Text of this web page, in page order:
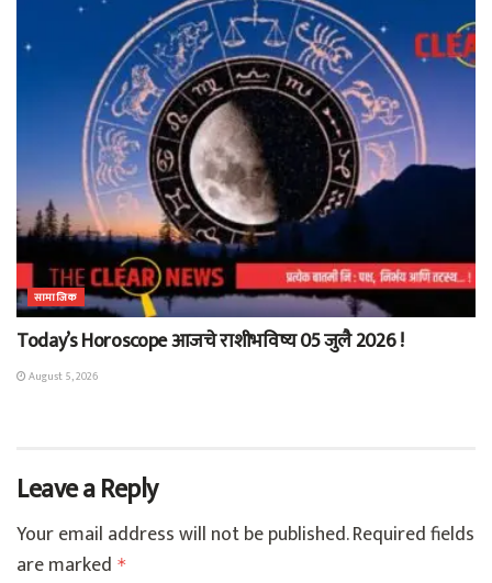
सामाजिक
Today’s Horoscope आजचे राशीभविष्य 05 जुलै 2026 !
August 5, 2026
Leave a Reply
Your email address will not be published.Required fields
are marked *